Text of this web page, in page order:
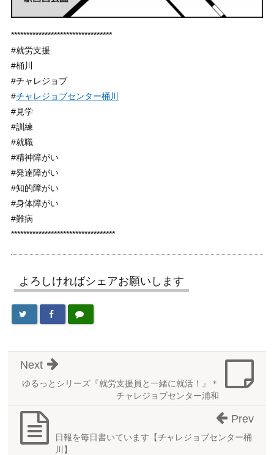
*********************************
#就労支援
#桶川
#チャレジョブ
#チャレジョブセンター桶川
#見学
#訓練
#就職
#精神障がい
#発達障がい
#知的障がい
#身体障がい
#難病
**********************************
よろしければシェアお願いします
ゆるっとシリーズ『就労支援員と一緒に就活！』＊
チャレジョブセンター浦和
Next
日報を毎日書いています【チャレジョブセンター桶
川】
Prev